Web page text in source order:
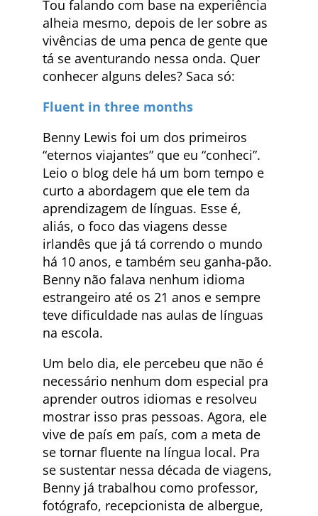
Tou falando com base na experiência
alheia mesmo, depois de ler sobre as
vivências de uma penca de gente que
tá se aventurando nessa onda. Quer
conhecer alguns deles? Saca só:
Fluent in three months
Benny Lewis foi um dos primeiros
“eternos viajantes” que eu “conheci”.
Leio o blog dele há um bom tempo e
curto a abordagem que ele tem da
aprendizagem de línguas. Esse é,
aliás, o foco das viagens desse
irlandês que já tá correndo o mundo
há 10 anos, e também seu ganha-pão.
Benny não falava nenhum idioma
estrangeiro até os 21 anos e sempre
teve dificuldade nas aulas de línguas
na escola.
Um belo dia, ele percebeu que não é
necessário nenhum dom especial pra
aprender outros idiomas e resolveu
mostrar isso pras pessoas. Agora, ele
vive de país em país, com a meta de
se tornar fluente na língua local. Pra
se sustentar nessa década de viagens,
Benny já trabalhou como professor,
fotógrafo, recepcionista de albergue,